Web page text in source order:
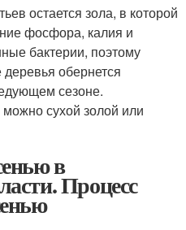
остается зола, в которой
фосфора, калия и
бактерии, поэтому
обернется
сезоне.
сухой золой или
в
Процесс